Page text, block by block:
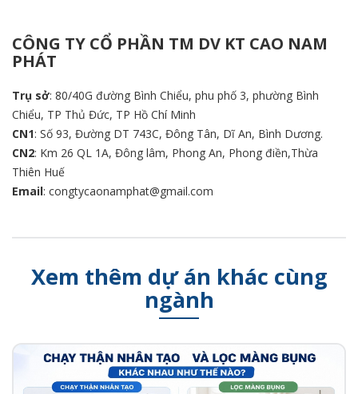
CÔNG TY CỔ PHẦN TM DV KT CAO NAM
PHÁT
Trụ sở: 80/40G đường Bình Chiểu, phu phố 3, phường Bình
Chiểu, TP Thủ Đức, TP Hồ Chí Minh
CN1: Số 93, Đường DT 743C, Đông Tân, Dĩ An, Bình Dương.
CN2: Km 26 QL 1A, Đông lâm, Phong An, Phong điền,Thừa
Thiên Huế
Email: congtycaonamphat@gmail.com
Xem thêm dự án khác cùng
ngành